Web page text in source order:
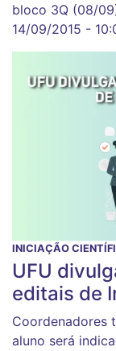
bloco 3Q (08/
14/09/2015 -
INICIAÇÃO
UFU
editais de
Coordenadores
aluno será